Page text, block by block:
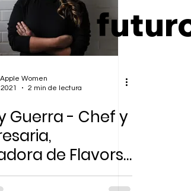
Women
2 min de lectura
Guerra - Chef y
de Flavors